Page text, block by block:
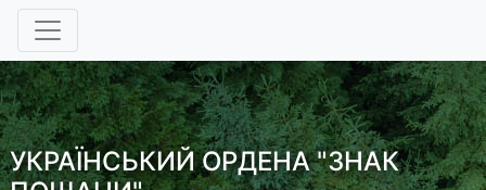
УКРАЇНСЬКИЙ ОРДЕНА "ЗНАК